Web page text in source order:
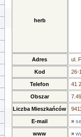
herb
Adres ul.
Kod 26-
Telefon 41
Obszar
Liczba Mieszkańców
E-mail »
www »